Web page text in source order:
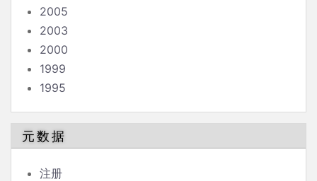
2005
2003
2000
1999
1995
元数据
注册